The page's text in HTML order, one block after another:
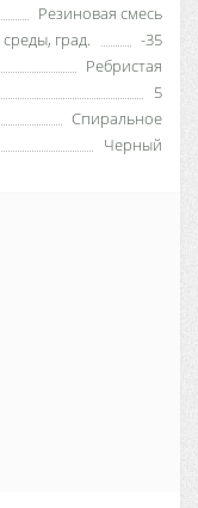
Резиновая смесь
град.
-35
Ребристая
5
Спиральное
Черный